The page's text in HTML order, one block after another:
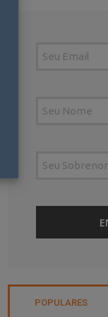
POPULARES